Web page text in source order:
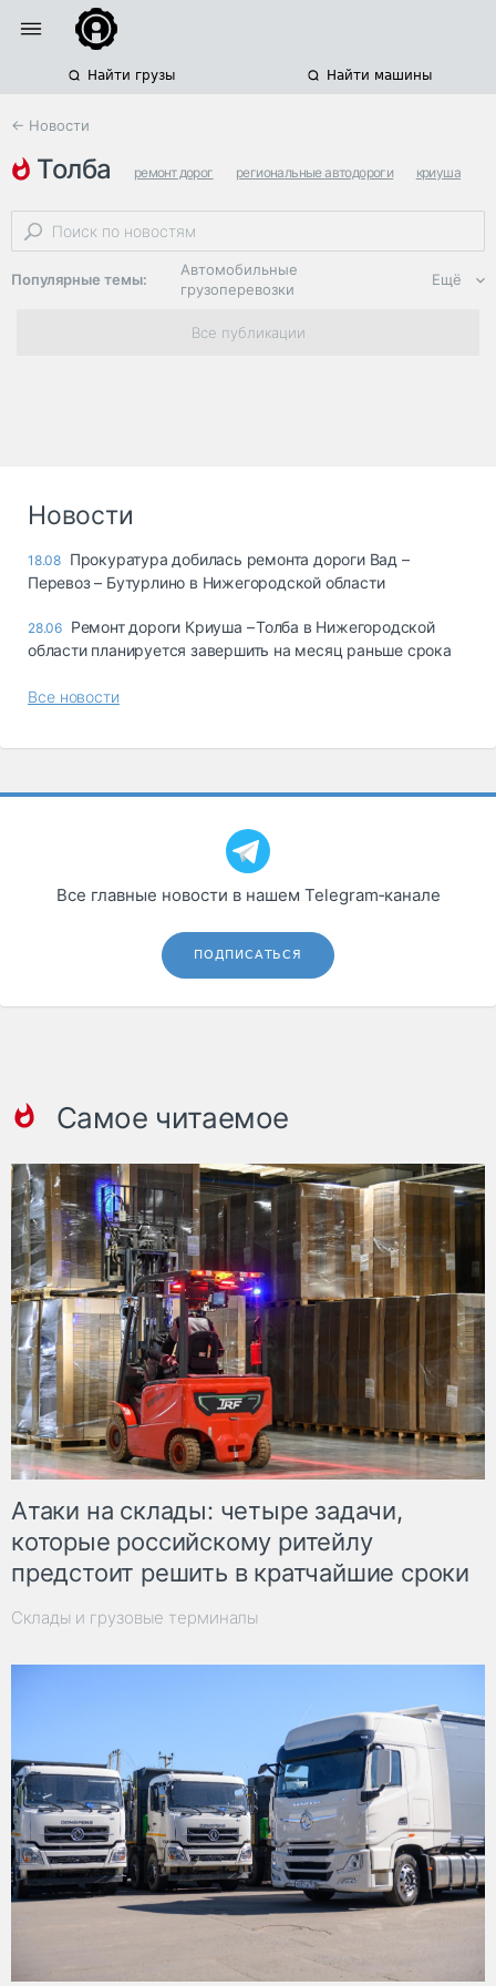
Найти грузы Найти машины
← Новости
толба ремонт дорог региональные автодороги криуша
Популярные темы:
Автомобильные
грузоперевозки
Региональная
логистика
опасные грузы
страхование
Спецтехника
Автосервис,
запчасти, шины
Топливо, масла и
автохимия
Ещё
Все публикации
Новости
18.08 Прокуратура добилась ремонта дороги Вад –
Перевоз – Бутурлино в Нижегородской области
28.06 Ремонт дороги Криуша – Толба в Нижегородской
области планируется завершить на месяц раньше срока
Все новости
Все главные новости в нашем Telegram‑канале
ПОДПИСАТЬСЯ
Самое читаемое
Атаки на склады: четыре задачи,
которые российскому ритейлу
предстоит решить в кратчайшие сроки
Склады и грузовые терминалы